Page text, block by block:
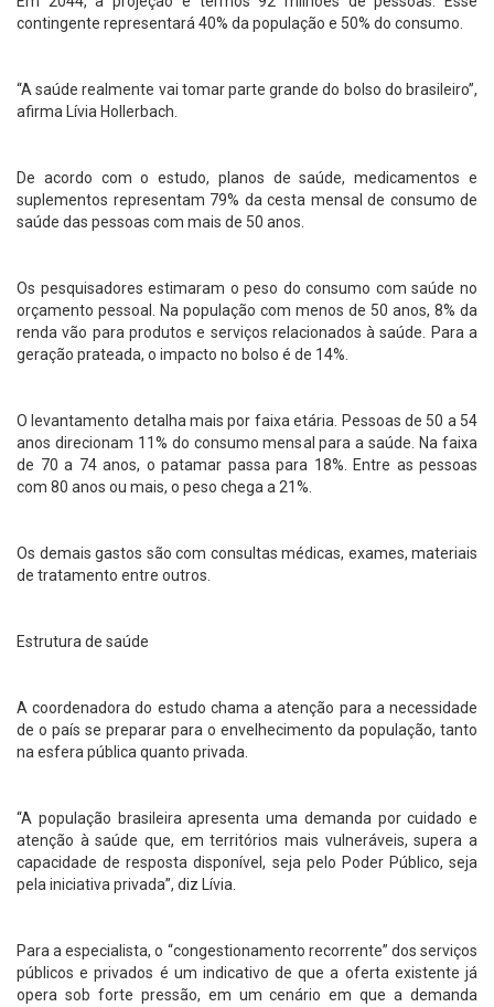
contingente representará 40% da população e 50% do consumo.
“A saúde realmente vai tomar parte grande do bolso do brasileiro”,
afirma Lívia Hollerbach.
De acordo com o estudo, planos de saúde, medicamentos e
suplementos representam 79% da cesta mensal de consumo de
saúde das pessoas com mais de 50 anos.
Os pesquisadores estimaram o peso do consumo com saúde no
orçamento pessoal. Na população com menos de 50 anos, 8% da
renda vão para produtos e serviços relacionados à saúde. Para a
geração prateada, o impacto no bolso é de 14%.
O levantamento detalha mais por faixa etária. Pessoas de 50 a 54
anos direcionam 11% do consumo mensal para a saúde. Na faixa
de 70 a 74 anos, o patamar passa para 18%. Entre as pessoas
com 80 anos ou mais, o peso chega a 21%.
Os demais gastos são com consultas médicas, exames, materiais
de tratamento entre outros.
Estrutura de saúde
A coordenadora do estudo chama a atenção para a necessidade
de o país se preparar para o envelhecimento da população, tanto
na esfera pública quanto privada.
“A população brasileira apresenta uma demanda por cuidado e
atenção à saúde que, em territórios mais vulneráveis, supera a
capacidade de resposta disponível, seja pelo Poder Público, seja
pela iniciativa privada”, diz Lívia.
Para a especialista, o “congestionamento recorrente” dos serviços
públicos e privados é um indicativo de que a oferta existente já
opera sob forte pressão, em um cenário em que a demanda